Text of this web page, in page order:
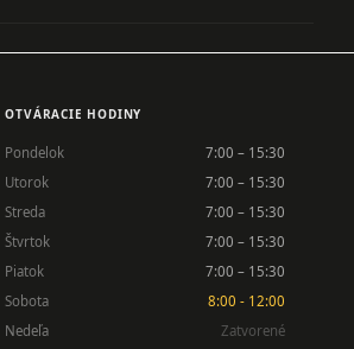
OTVÁRACIE HODINY
Pondelok
7:00 – 15:30
Utorok
7:00 – 15:30
Streda
7:00 – 15:30
Štvrtok
7:00 – 15:30
Piatok
7:00 – 15:30
Sobota
8:00 - 12:00
Nedeľa
Zatvorené